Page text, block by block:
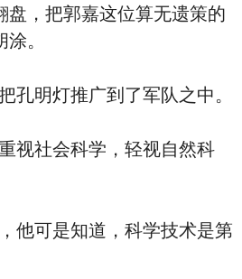
盘，把郭嘉这位算无遗策的
。
明灯推广到了军队之中。
社会科学，轻视自然科
可是知道，科学技术是第